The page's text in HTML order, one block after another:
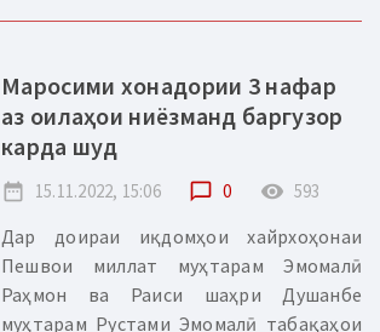
Маросими хонадории 3 нафар
аз оилаҳои ниёзманд баргузор
карда шуд
date_range 15.11.2022, 15:06 chat_bubble_outline 0 remove_red_eye 593
Дар доираи иқдомҳои хайрхоҳонаи
Пешвои миллат муҳтарам Эмомалӣ
Раҳмон ва Раиси шаҳри Душанбе
муҳтарам Рустами Эмомалӣ табақаҳои